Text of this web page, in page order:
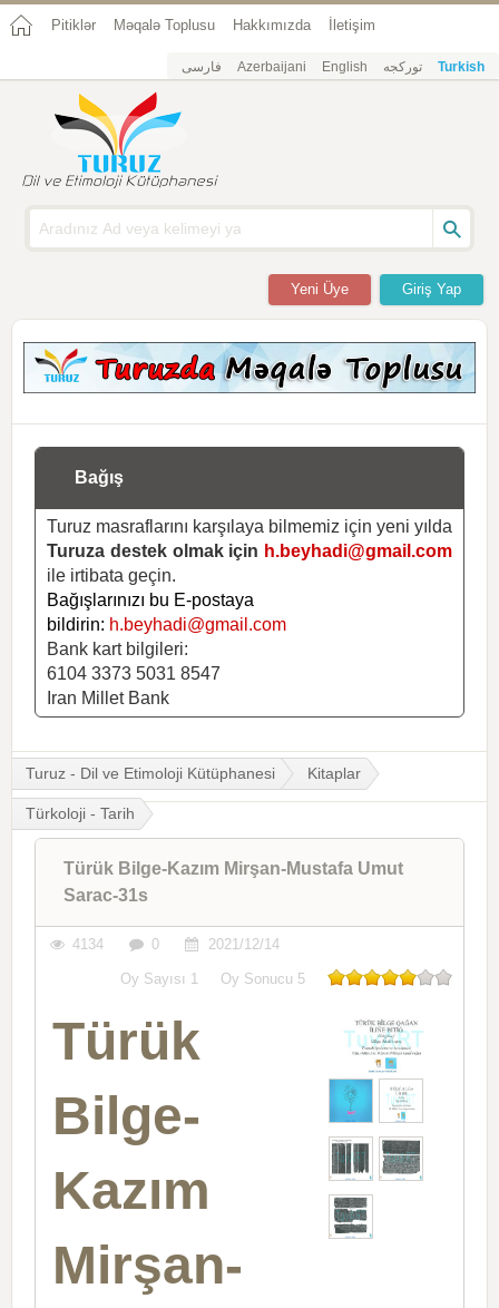
Pitiklər Məqalə Toplusu Hakkımızda İletişim
فارسی Azerbaijani English تورکجه Turkish
Giriş Yap
Yeni Üye
Bağış
Turuz masraflarını karşılaya bilmemiz için yeni yılda
Turuza destek olmak için h.beyhadi@gmail.com
ile irtibata geçin.
Bağışlarınızı bu E-postaya
bildirin: h.beyhadi@gmail.com
Bank kart bilgileri:
6104 3373 5031 8547
Iran Millet Bank
Turuz - Dil ve Etimoloji Kütüphanesi Kitaplar
Türkoloji - Tarih
Türük Bilge-Kazım Mirşan-Mustafa Umut
Sarac-31s
4134 0 2021/12/14
Oy Sayısı 1 Oy Sonucu 5
Türük
Bilge-
Kazım
Mirşan-